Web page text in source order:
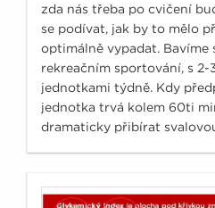
zda nás třeba po cvičení
se podívat, jak by to mělo
optimálně vypadat. Bavíme
rekreačním sportování, s
jednotkami týdně. Kdy
jednotka trvá kolem 60ti
dramaticky přibírat